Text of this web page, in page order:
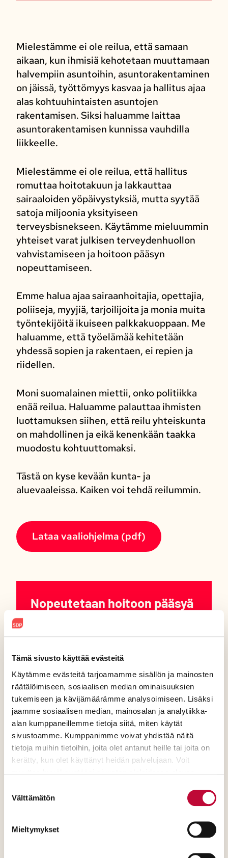
Tämä sivusto käyttää evästeitä
Käytämme evästeitä tarjoamamme sisällön ja mainosten
räätälöimiseen, sosiaalisen median ominaisuuksien
tukemiseen ja kävijämäärämme analysoimiseen. Lisäksi
jaamme sosiaalisen median, mainosalan ja analytiikka-
alan kumppaneillemme tietoja siitä, miten käytät
sivustoamme. Kumppanimme voivat yhdistää näitä
tietoja muihin tietoihin, joita olet antanut heille tai joita on
kerätty, kun olet käyttänyt heidän palvelujaan. Voit
valinta
Välttämätön
Mieltymykset
Mielestämme ei ole reilua, että samaan
aikaan, kun ihmisiä kehotetaan muuttamaan
halvempiin asuntoihin, asuntorakentaminen
on jäissä, työttömyys kasvaa ja hallitus ajaa
alas kohtuuhintaisten asuntojen
rakentamisen. Siksi haluamme laittaa
asuntorakentamisen kunnissa vauhdilla
liikkeelle.
Mielestämme ei ole reilua, että hallitus
romuttaa hoitotakuun ja lakkauttaa
sairaaloiden yöpäivystyksiä, mutta syytää
satoja miljoonia yksityiseen
terveysbisnekseen. Käytämme mieluummin
yhteiset varat julkisen terveydenhuollon
vahvistamiseen ja hoitoon pääsyn
nopeuttamiseen.
Emme halua ajaa sairaanhoitajia, opettajia,
poliiseja, myyjiä, tarjoilijoita ja monia muita
työntekijöitä ikuiseen palkkakuoppaan. Me
haluamme, että työelämää kehitetään
yhdessä sopien ja rakentaen, ei repien ja
riidellen.
Moni suomalainen miettii, onko politiikka
enää reilua. Haluamme palauttaa ihmisten
luottamuksen siihen, että reilu yhteiskunta
on mahdollinen ja eikä kenenkään taakka
muodostu kohtuuttomaksi.
Tästä on kyse kevään kunta- ja
aluevaaleissa. Kaiken voi tehdä reilummin.
Lataa vaaliohjelma (pdf)
Nopeutetaan hoitoon pääsyä
luottaa siihen, että hoitoa saa
tarvittaessa ja riittävän ajoissa
lompakon paksuudesta riippumatta.
Käännetään lasten ja
nuorten oppimistulokset
nousuun
rauhallisia ja turvallisia paikkoja